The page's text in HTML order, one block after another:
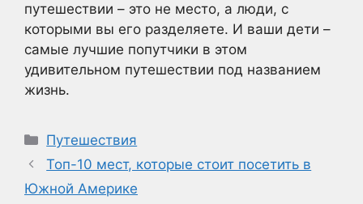
путешествии – это не место, а люди, с
которыми вы его разделяете. И ваши дети –
самые лучшие попутчики в этом
удивительном путешествии под названием
жизнь.
Рубрики
Путешествия
Топ-10 мест, которые стоит посетить в
Южной Америке